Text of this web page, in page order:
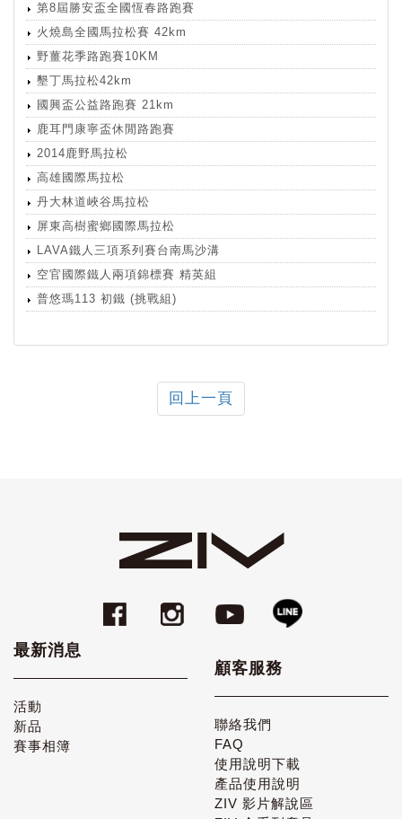
第8屆勝安盃全國恆春路跑賽
火燒島全國馬拉松賽 42km
野薑花季路跑賽10KM
墾丁馬拉松42km
國興盃公益路跑賽 21km
鹿耳門康寧盃休閒路跑賽
2014鹿野馬拉松
高雄國際馬拉松
丹大林道峽谷馬拉松
屏東高樹蜜鄉國際馬拉松
LAVA鐵人三項系列賽台南馬沙溝
空官國際鐵人兩項錦標賽 精英組
普悠瑪113 初鐵 (挑戰組)
回上一頁
最新消息
活動
新品
賽事相簿
顧客服務
聯絡我們
FAQ
使用說明下載
產品使用說明
ZIV 影片解說區